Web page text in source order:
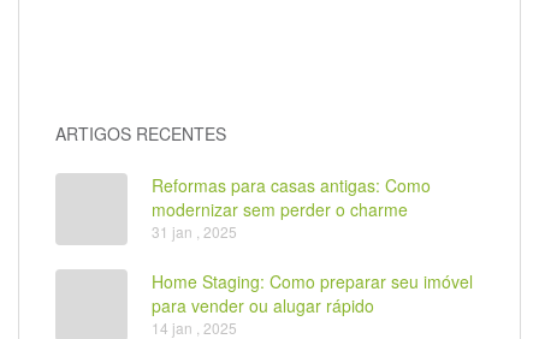
ARTIGOS RECENTES
Reformas para casas antigas: Como
modernizar sem perder o charme
31 jan , 2025
Home Staging: Como preparar seu imóvel
para vender ou alugar rápido
14 jan , 2025